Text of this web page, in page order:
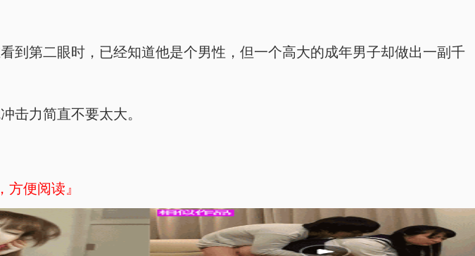
到第二眼时，已经知道他是个男性，但一个高大的成年男子却做出一副千
击力简直不要太大。
方便阅读』